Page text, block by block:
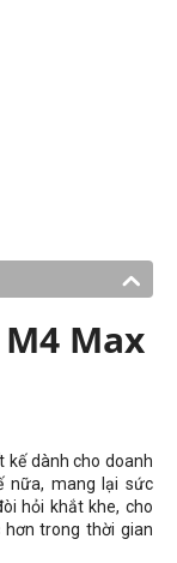
Max
dành cho doanh
nữa, mang lại sức
hỏi khắt khe, cho
hơn trong thời gian